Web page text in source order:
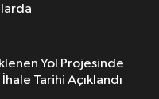
Yol Projesinde
Tarihi Açıklandı